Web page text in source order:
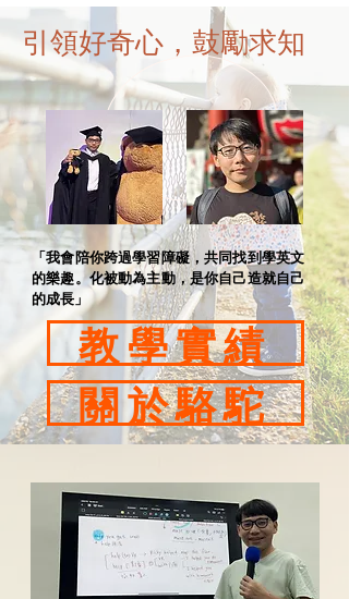
引領好奇心，鼓勵求知
「我會陪你跨過學習障礙，共同找到學英文
的樂趣。化被動為主動，是你自己造就自己
的成長」
教學實績
關於駱駝